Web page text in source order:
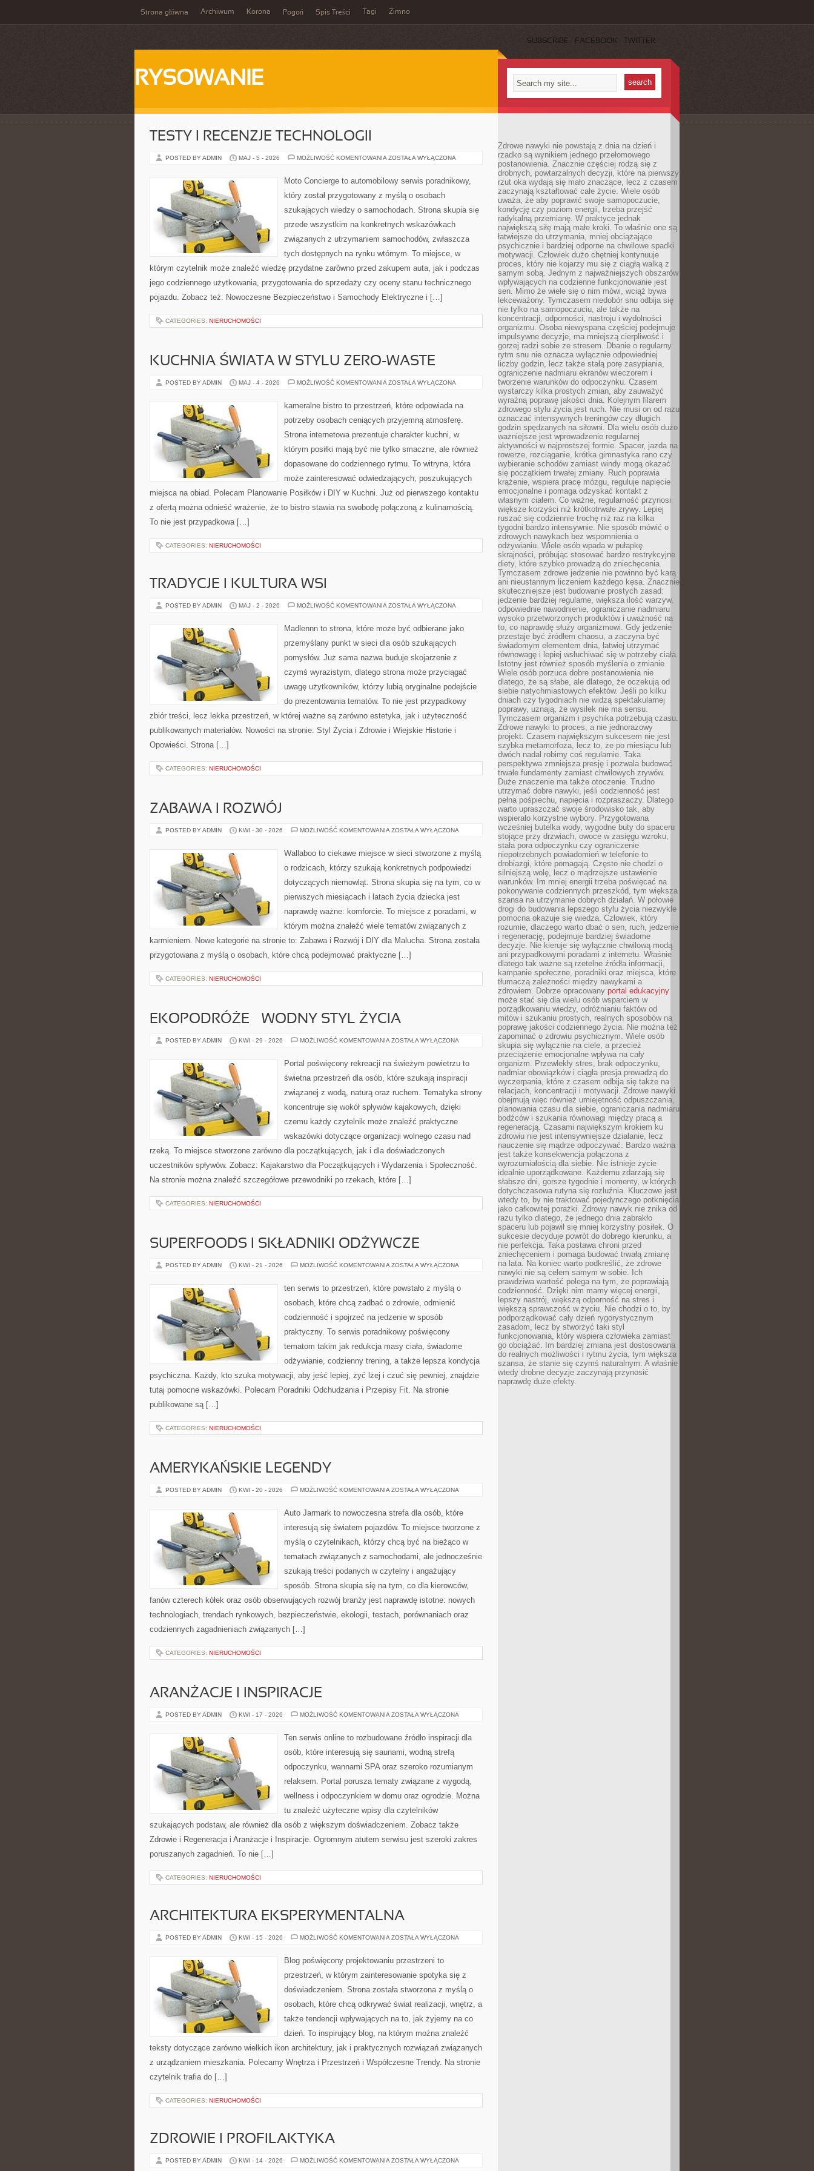
Strona główna Archiwum Korona Pogoń Spis Treści Tagi Zimno
SUBSCRIBE FACEBOOK TWITTER
RYSOWANIE
TESTY I RECENZJE TECHNOLOGII
POSTED BY ADMIN MAJ - 5 - 2026 MOŻLIWOŚĆ KOMENTOWANIA TESTY
TECHNOLOGII
ZOSTAŁA WYŁĄCZONA
Moto Concierge to automobilowy serwis poradnikowy,
który został przygotowany z myślą o osobach
szukających wiedzy o samochodach. Strona skupia się
przede wszystkim na konkretnych wskazówkach
związanych z utrzymaniem samochodów, zwłaszcza
tych dostępnych na rynku wtórnym. To miejsce, w
którym czytelnik może znaleźć wiedzę przydatne zarówno przed zakupem auta, jak i podczas
jego codziennego użytkowania, przygotowania do sprzedaży czy oceny stanu technicznego
pojazdu. Zobacz też: Nowoczesne Bezpieczeństwo i Samochody Elektryczne i […]
CATEGORIES: NIERUCHOMOŚCI
KUCHNIA ŚWIATA W STYLU ZERO-WASTE
POSTED BY ADMIN MAJ - 4 - 2026 MOŻLIWOŚĆ KOMENTOWANIA KUCHNIA
STYLU
ZERO-
ZOSTAŁA WYŁĄCZONA
kameralne bistro to przestrzeń, które odpowiada na
potrzeby osobach ceniących przyjemną atmosferę.
Strona internetowa prezentuje charakter kuchni, w
którym posiłki mają być nie tylko smaczne, ale również
dopasowane do codziennego rytmu. To witryna, która
może zainteresować odwiedzających, poszukujących
miejsca na obiad. Polecam Planowanie Posiłków i DIY w Kuchni. Już od pierwszego kontaktu
z ofertą można odnieść wrażenie, że to bistro stawia na swobodę połączoną z kulinarnością.
To nie jest przypadkowa […]
CATEGORIES: NIERUCHOMOŚCI
TRADYCJE I KULTURA WSI
POSTED BY ADMIN MAJ - 2 - 2026 MOŻLIWOŚĆ KOMENTOWANIA TRADYCJE
WSI
ZOSTAŁA WYŁĄCZONA
Madlennn to strona, które może być odbierane jako
przemyślany punkt w sieci dla osób szukających
pomysłów. Już sama nazwa buduje skojarzenie z
czymś wyrazistym, dlatego strona może przyciągać
uwagę użytkowników, którzy lubią oryginalne podejście
do prezentowania tematów. To nie jest przypadkowy
zbiór treści, lecz lekka przestrzeń, w której ważne są zarówno estetyka, jak i użyteczność
publikowanych materiałów. Nowości na stronie: Styl Życia i Zdrowie i Wiejskie Historie i
Opowieści. Strona […]
CATEGORIES: NIERUCHOMOŚCI
ZABAWA I ROZWÓJ
POSTED BY ADMIN KWI - 30 - 2026 MOŻLIWOŚĆ KOMENTOWANIA ZABAWA
ZOSTAŁA WYŁĄCZONA
Wallaboo to ciekawe miejsce w sieci stworzone z myślą
o rodzicach, którzy szukają konkretnych podpowiedzi
dotyczących niemowląt. Strona skupia się na tym, co w
pierwszych miesiącach i latach życia dziecka jest
naprawdę ważne: komforcie. To miejsce z poradami, w
którym można znaleźć wiele tematów związanych z
karmieniem. Nowe kategorie na stronie to: Zabawa i Rozwój i DIY dla Malucha. Strona została
przygotowana z myślą o osobach, które chcą podejmować praktyczne […]
CATEGORIES: NIERUCHOMOŚCI
EKOPODRÓŻE – WODNY STYL ŻYCIA
POSTED BY ADMIN KWI - 29 - 2026 MOŻLIWOŚĆ KOMENTOWANIA EKOPODRÓŻE
STYL
ŻYCIA
ZOSTAŁA WYŁĄCZONA
Portal poświęcony rekreacji na świeżym powietrzu to
świetna przestrzeń dla osób, które szukają inspiracji
związanej z wodą, naturą oraz ruchem. Tematyka strony
koncentruje się wokół spływów kajakowych, dzięki
czemu każdy czytelnik może znaleźć praktyczne
wskazówki dotyczące organizacji wolnego czasu nad
rzeką. To miejsce stworzone zarówno dla początkujących, jak i dla doświadczonych
uczestników spływów. Zobacz: Kajakarstwo dla Początkujących i Wydarzenia i Społeczność.
Na stronie można znaleźć szczegółowe przewodniki po rzekach, które […]
CATEGORIES: NIERUCHOMOŚCI
SUPERFOODS I SKŁADNIKI ODŻYWCZE
POSTED BY ADMIN KWI - 21 - 2026 MOŻLIWOŚĆ KOMENTOWANIA SUPERFOODS
ODŻYWCZE
ZOSTAŁA WYŁĄCZONA
ten serwis to przestrzeń, które powstało z myślą o
osobach, które chcą zadbać o zdrowie, odmienić
codzienność i spojrzeć na jedzenie w sposób
praktyczny. To serwis poradnikowy poświęcony
tematom takim jak redukcja masy ciała, świadome
odżywianie, codzienny trening, a także lepsza kondycja
psychiczna. Każdy, kto szuka motywacji, aby jeść lepiej, żyć lżej i czuć się pewniej, znajdzie
tutaj pomocne wskazówki. Polecam Poradniki Odchudzania i Przepisy Fit. Na stronie
publikowane są […]
CATEGORIES: NIERUCHOMOŚCI
AMERYKAŃSKIE LEGENDY
POSTED BY ADMIN KWI - 20 - 2026 MOŻLIWOŚĆ KOMENTOWANIA AMERYKAŃSKIE
ZOSTAŁA WYŁĄCZONA
Auto Jarmark to nowoczesna strefa dla osób, które
interesują się światem pojazdów. To miejsce tworzone z
myślą o czytelnikach, którzy chcą być na bieżąco w
tematach związanych z samochodami, ale jednocześnie
szukają treści podanych w czytelny i angażujący
sposób. Strona skupia się na tym, co dla kierowców,
fanów czterech kółek oraz osób obserwujących rozwój branży jest naprawdę istotne: nowych
technologiach, trendach rynkowych, bezpieczeństwie, ekologii, testach, porównaniach oraz
codziennych zagadnieniach związanych […]
CATEGORIES: NIERUCHOMOŚCI
ARANŻACJE I INSPIRACJE
POSTED BY ADMIN KWI - 17 - 2026 MOŻLIWOŚĆ KOMENTOWANIA ARANŻACJE
ZOSTAŁA WYŁĄCZONA
Ten serwis online to rozbudowane źródło inspiracji dla
osób, które interesują się saunami, wodną strefą
odpoczynku, wannami SPA oraz szeroko rozumianym
relaksem. Portal porusza tematy związane z wygodą,
wellness i odpoczynkiem w domu oraz ogrodzie. Można
tu znaleźć użyteczne wpisy dla czytelników
szukających podstaw, ale również dla osób z większym doświadczeniem. Zobacz także
Zdrowie i Regeneracja i Aranżacje i Inspiracje. Ogromnym atutem serwisu jest szeroki zakres
poruszanych zagadnień. To nie […]
CATEGORIES: NIERUCHOMOŚCI
ARCHITEKTURA EKSPERYMENTALNA
POSTED BY ADMIN KWI - 15 - 2026 MOŻLIWOŚĆ KOMENTOWANIA ARCHITEKTURA
ZOSTAŁA WYŁĄCZONA
Blog poświęcony projektowaniu przestrzeni to
przestrzeń, w którym zainteresowanie spotyka się z
doświadczeniem. Strona została stworzona z myślą o
osobach, które chcą odkrywać świat realizacji, wnętrz, a
także tendencji wpływających na to, jak żyjemy na co
dzień. To inspirujący blog, na którym można znaleźć
teksty dotyczące zarówno wielkich ikon architektury, jak i praktycznych rozwiązań związanych
z urządzaniem mieszkania. Polecamy Wnętrza i Przestrzeń i Współczesne Trendy. Na stronie
czytelnik trafia do […]
CATEGORIES: NIERUCHOMOŚCI
ZDROWIE I PROFILAKTYKA
POSTED BY ADMIN KWI - 14 - 2026 MOŻLIWOŚĆ KOMENTOWANIA ZDROWIE
ZOSTAŁA WYŁĄCZONA
Zdrowe nawyki nie powstają z dnia na dzień i
rzadko są wynikiem jednego przełomowego
postanowienia. Znacznie częściej rodzą się z
drobnych, powtarzalnych decyzji, które na pierwszy
rzut oka wydają się mało znaczące, lecz z czasem
zaczynają kształtować całe życie. Wiele osób
uważa, że aby poprawić swoje samopoczucie,
kondycję czy poziom energii, trzeba przejść
radykalną przemianę. W praktyce jednak
największą siłę mają małe kroki. To właśnie one są
łatwiejsze do utrzymania, mniej obciążające
psychicznie i bardziej odporne na chwilowe spadki
motywacji. Człowiek dużo chętniej kontynuuje
proces, który nie kojarzy mu się z ciągłą walką z
samym sobą. Jednym z najważniejszych obszarów
wpływających na codzienne funkcjonowanie jest
sen. Mimo że wiele się o nim mówi, wciąż bywa
lekceważony. Tymczasem niedobór snu odbija się
nie tylko na samopoczuciu, ale także na
koncentracji, odporności, nastroju i wydolności
organizmu. Osoba niewyspana częściej podejmuje
impulsywne decyzje, ma mniejszą cierpliwość i
gorzej radzi sobie ze stresem. Dbanie o regularny
rytm snu nie oznacza wyłącznie odpowiedniej
liczby godzin, lecz także stałą porę zasypiania,
ograniczenie nadmiaru ekranów wieczorem i
tworzenie warunków do odpoczynku. Czasem
wystarczy kilka prostych zmian, aby zauważyć
wyraźną poprawę jakości dnia. Kolejnym filarem
zdrowego stylu życia jest ruch. Nie musi on od razu
oznaczać intensywnych treningów czy długich
godzin spędzanych na siłowni. Dla wielu osób dużo
ważniejsze jest wprowadzenie regularnej
aktywności w najprostszej formie. Spacer, jazda na
rowerze, rozciąganie, krótka gimnastyka rano czy
wybieranie schodów zamiast windy mogą okazać
się początkiem trwałej zmiany. Ruch poprawia
krążenie, wspiera pracę mózgu, reguluje napięcie
emocjonalne i pomaga odzyskać kontakt z
własnym ciałem. Co ważne, regularność przynosi
większe korzyści niż krótkotrwałe zrywy. Lepiej
ruszać się codziennie trochę niż raz na kilka
tygodni bardzo intensywnie. Nie sposób mówić o
zdrowych nawykach bez wspomnienia o
odżywianiu. Wiele osób wpada w pułapkę
skrajności, próbując stosować bardzo restrykcyjne
diety, które szybko prowadzą do zniechęcenia.
Tymczasem zdrowe jedzenie nie powinno być karą
ani nieustannym liczeniem każdego kęsa. Znacznie
skuteczniejsze jest budowanie prostych zasad:
jedzenie bardziej regularne, większa ilość warzyw,
odpowiednie nawodnienie, ograniczanie nadmiaru
wysoko przetworzonych produktów i uważność na
to, co naprawdę służy organizmowi. Gdy jedzenie
przestaje być źródłem chaosu, a zaczyna być
świadomym elementem dnia, łatwiej utrzymać
równowagę i lepiej wsłuchiwać się w potrzeby ciała.
Istotny jest również sposób myślenia o zmianie.
Wiele osób porzuca dobre postanowienia nie
dlatego, że są słabe, ale dlatego, że oczekują od
siebie natychmiastowych efektów. Jeśli po kilku
dniach czy tygodniach nie widzą spektakularnej
poprawy, uznają, że wysiłek nie ma sensu.
Tymczasem organizm i psychika potrzebują czasu.
Zdrowe nawyki to proces, a nie jednorazowy
projekt. Czasem największym sukcesem nie jest
szybka metamorfoza, lecz to, że po miesiącu lub
dwóch nadal robimy coś regularnie. Taka
perspektywa zmniejsza presję i pozwala budować
trwałe fundamenty zamiast chwilowych zrywów.
Duże znaczenie ma także otoczenie. Trudno
utrzymać dobre nawyki, jeśli codzienność jest
pełna pośpiechu, napięcia i rozpraszaczy. Dlatego
warto upraszczać swoje środowisko tak, aby
wspierało korzystne wybory. Przygotowana
wcześniej butelka wody, wygodne buty do spaceru
stojące przy drzwiach, owoce w zasięgu wzroku,
stała pora odpoczynku czy ograniczenie
niepotrzebnych powiadomień w telefonie to
drobiazgi, które pomagają. Często nie chodzi o
silniejszą wolę, lecz o mądrzejsze ustawienie
warunków. Im mniej energii trzeba poświęcać na
pokonywanie codziennych przeszkód, tym większa
szansa na utrzymanie dobrych działań. W połowie
drogi do budowania lepszego stylu życia niezwykle
pomocna okazuje się wiedza. Człowiek, który
rozumie, dlaczego warto dbać o sen, ruch, jedzenie
i regenerację, podejmuje bardziej świadome
decyzje. Nie kieruje się wyłącznie chwilową modą
ani przypadkowymi poradami z internetu. Właśnie
dlatego tak ważne są rzetelne źródła informacji,
kampanie społeczne, poradniki oraz miejsca, które
tłumaczą zależności między nawykami a
zdrowiem. Dobrze opracowany portal edukacyjny
może stać się dla wielu osób wsparciem w
porządkowaniu wiedzy, odróżnianiu faktów od
mitów i szukaniu prostych, realnych sposobów na
poprawę jakości codziennego życia. Nie można też
zapominać o zdrowiu psychicznym. Wiele osób
skupia się wyłącznie na ciele, a przecież
przeciążenie emocjonalne wpływa na cały
organizm. Przewlekły stres, brak odpoczynku,
nadmiar obowiązków i ciągła presja prowadzą do
wyczerpania, które z czasem odbija się także na
relacjach, koncentracji i motywacji. Zdrowe nawyki
obejmują więc również umiejętność odpuszczania,
planowania czasu dla siebie, ograniczania nadmiaru
bodźców i szukania równowagi między pracą a
regeneracją. Czasami największym krokiem ku
zdrowiu nie jest intensywniejsze działanie, lecz
nauczenie się mądrze odpoczywać. Bardzo ważna
jest także konsekwencja połączona z
wyrozumiałością dla siebie. Nie istnieje życie
idealnie uporządkowane. Każdemu zdarzają się
słabsze dni, gorsze tygodnie i momenty, w których
dotychczasowa rutyna się rozluźnia. Kluczowe jest
wtedy to, by nie traktować pojedynczego potknięcia
jako całkowitej porażki. Zdrowy nawyk nie znika od
razu tylko dlatego, że jednego dnia zabrakło
spaceru lub pojawił się mniej korzystny posiłek. O
sukcesie decyduje powrót do dobrego kierunku, a
nie perfekcja. Taka postawa chroni przed
zniechęceniem i pomaga budować trwałą zmianę
na lata. Na koniec warto podkreślić, że zdrowe
nawyki nie są celem samym w sobie. Ich
prawdziwa wartość polega na tym, że poprawiają
codzienność. Dzięki nim mamy więcej energii,
lepszy nastrój, większą odporność na stres i
większą sprawczość w życiu. Nie chodzi o to, by
podporządkować cały dzień rygorystycznym
zasadom, lecz by stworzyć taki styl
funkcjonowania, który wspiera człowieka zamiast
go obciążać. Im bardziej zmiana jest dostosowana
do realnych możliwości i rytmu życia, tym większa
szansa, że stanie się czymś naturalnym. A właśnie
wtedy drobne decyzje zaczynają przynosić
naprawdę duże efekty.